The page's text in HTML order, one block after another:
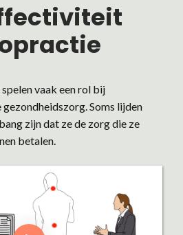
vaak een rol bij
Soms lijden
zijn dat ze de zorg die ze
betalen.